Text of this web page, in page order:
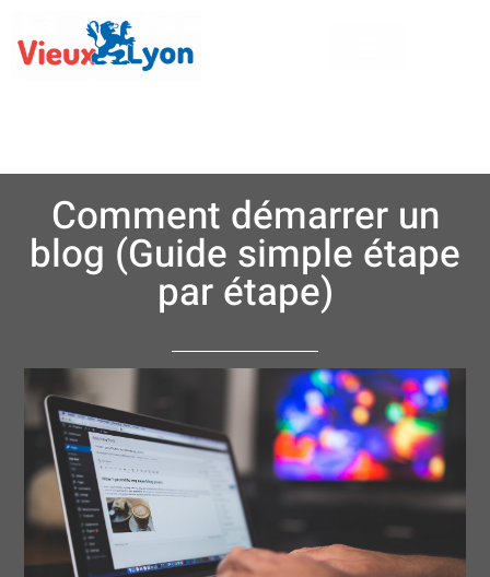
Comment démarrer un
blog (Guide simple étape
par étape)